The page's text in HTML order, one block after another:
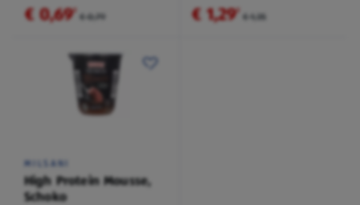
€ 0,69² € 0,79 € 1,29² € 1,35
MILSANI
High Protein Mousse,
Schoko